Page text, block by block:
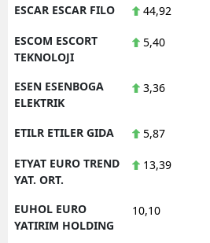
ESCAR ESCAR FILO 44,92
ESCOM ESCORT
TEKNOLOJI
5,40
ESEN ESENBOGA
ELEKTRIK
3,36
ETILR ETILER GIDA 5,87
ETYAT EURO TREND
YAT. ORT.
13,39
EUHOL EURO
YATIRIM HOLDING
10,10